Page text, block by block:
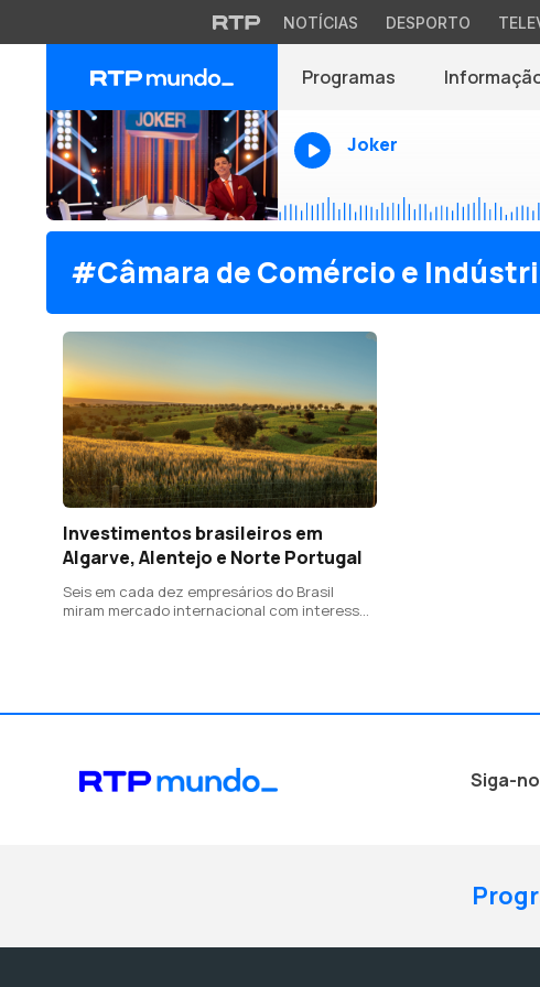
NOTÍCIAS DESPORTO
Programas
Joker
#Câmara de Comércio e
Investimentos brasileiros em
Algarve, Alentejo e Norte Portugal
Seis em cada dez empresários do Brasil
miram mercado internacional com interesse
Siga-